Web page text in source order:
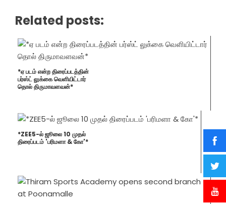
Related posts:
*ஏ படம் என்ற திரைப்படத்தின்
பர்ஸ்ட் லுக்கை வெளியிட்டார்
தொல் திருமாவளவன்*
*ZEE5-ல் ஜூலை 10 முதல்
திரைப்படம் 'பரிமளா & கோ'*